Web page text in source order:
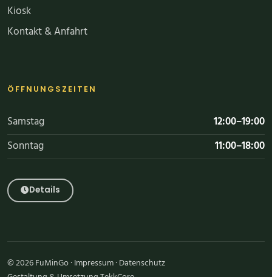
Kiosk
Kontakt & Anfahrt
ÖFFNUNGSZEITEN
Samstag
12:00–19:00
Sonntag
11:00–18:00
Details
© 2026 FuMinGo ·Impressum·Datenschutz